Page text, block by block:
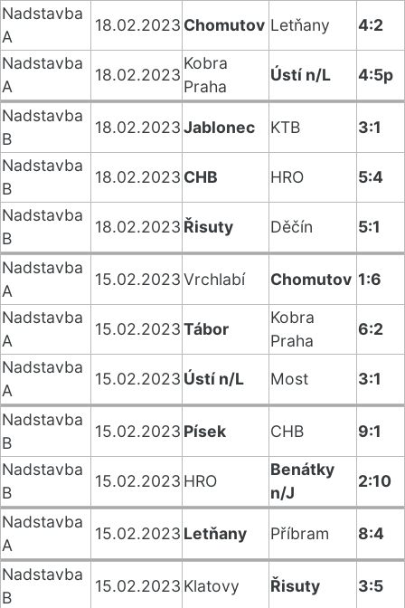
Nadstavba
A
18.02.2023 Chomutov Letňany
4:2
Nadstavba
A
18.02.2023
Kobra
Praha
Ústí n/L 4:5p
Nadstavba
B
18.02.2023Jablonec KTB
3:1
Nadstavba
B
18.02.2023 CHB HRO
5:4
Nadstavba
B
18.02.2023 Řisuty Děčín 5:1
Nadstavba
A
15.02.2023Vrchlabí Chomutov 1:6
Nadstavba
A
15.02.2023Tábor
Kobra
Praha
6:2
Nadstavba
A
15.02.2023 Ústí n/L Most 3:1
Nadstavba
B
15.02.2023 Písek CHB
9:1
Nadstavba
B
15.02.2023 HRO
Benátky
n/J
2:10
Nadstavba
A
15.02.2023 Letňany Příbram 8:4
Nadstavba
B
15.02.2023 Klatovy Řisuty
3:5